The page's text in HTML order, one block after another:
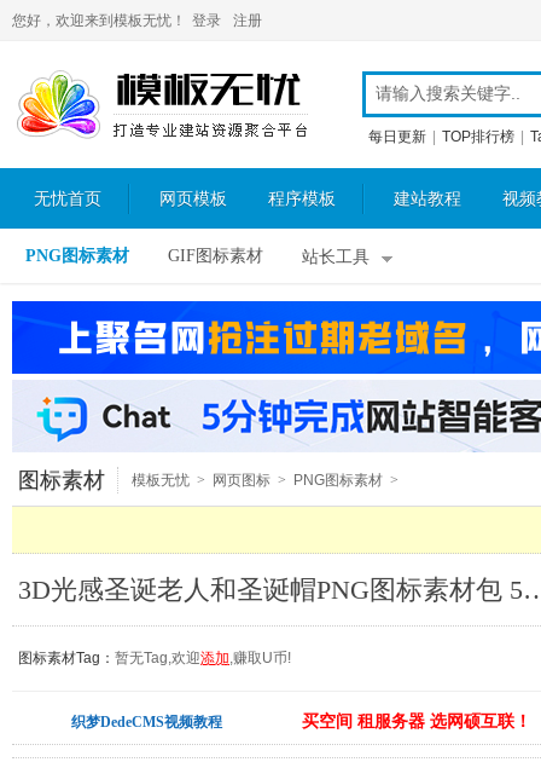
您好，欢迎来到模板无忧！ 登录 注册
每日更新 TOP排行榜
无忧首页 网页模板 程序模板 建站教程 视频
PNG图标素材 GIF图标素材 站长工具
图标素材 模板无忧 > 网页图标 > PNG图标素材 >
3D光感圣诞老人和圣诞帽
图标素材Tag： 暂无Tag,欢迎添加,赚取U币!
织梦DedeCMS视频教程 买空间 租服务器 选网硕互联！